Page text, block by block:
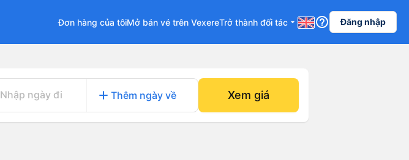
Đơn hàng của tôiMở bán vé trên VexereTrở thành đối tác arrow_drop_down help_outline Đăng nhập
Nhập ngày đi add Thêm ngày về Xem giá